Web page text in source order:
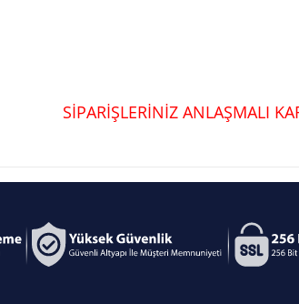
SİPARİŞLERİNİZ ANLAŞMALI